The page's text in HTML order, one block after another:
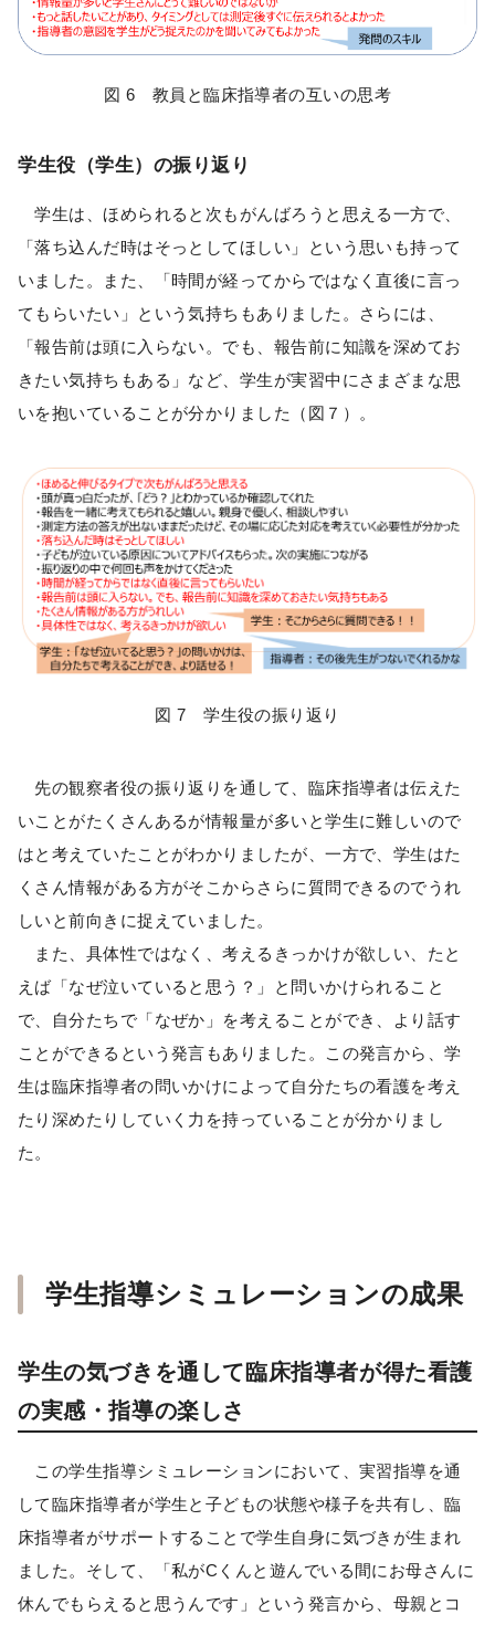
図 6 教員と臨床指導者の互いの思考
学生役（学生）の振り返り
学生は、ほめられると次もがんばろうと思える一方で、
「落ち込んだ時はそっとしてほしい」という思いも持って
いました。また、「時間が経ってからではなく直後に言っ
てもらいたい」という気持ちもありました。さらには、
「報告前は頭に入らない。でも、報告前に知識を深めてお
きたい気持ちもある」など、学生が実習中にさまざまな思
いを抱いていることが分かりました（図７）。
図 7 学生役の振り返り
先の観察者役の振り返りを通して、臨床指導者は伝えた
いことがたくさんあるが情報量が多いと学生に難しいので
はと考えていたことがわかりましたが、一方で、学生はた
くさん情報がある方がそこからさらに質問できるのでうれ
しいと前向きに捉えていました。
また、具体性ではなく、考えるきっかけが欲しい、たと
えば「なぜ泣いていると思う？」と問いかけられること
で、自分たちで「なぜか」を考えることができ、より話す
ことができるという発言もありました。この発言から、学
生は臨床指導者の問いかけによって自分たちの看護を考え
たり深めたりしていく力を持っていることが分かりまし
た。
学生指導シミュレーションの成果
学生の気づきを通して臨床指導者が得た看護
の実感・指導の楽しさ
この学生指導シミュレーションにおいて、実習指導を通
して臨床指導者が学生と子どもの状態や様子を共有し、臨
床指導者がサポートすることで学生自身に気づきが生まれ
ました。そして、「私がCくんと遊んでいる間にお母さんに
休んでもらえると思うんです」という発言から、母親とコ